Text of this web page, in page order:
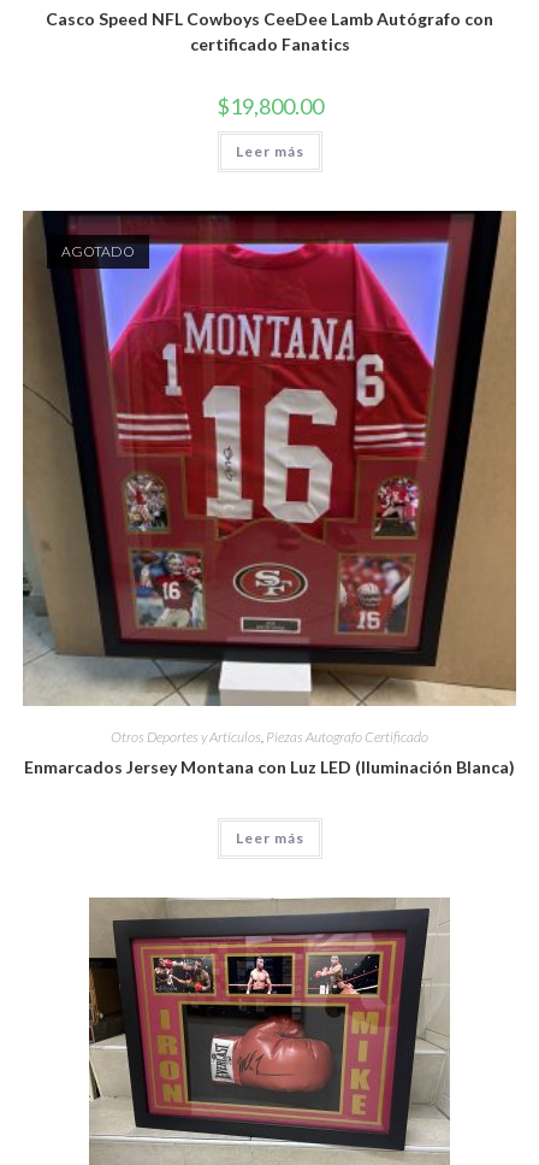
Casco Speed NFL Cowboys CeeDee Lamb Autógrafo con
certificado Fanatics
$19,800.00
Leer más
AGOTADO
Otros Deportes y Artículos Piezas Autografo Certificado
Enmarcados Jersey Montana con Luz LED (Iluminación Blanca)
Leer más